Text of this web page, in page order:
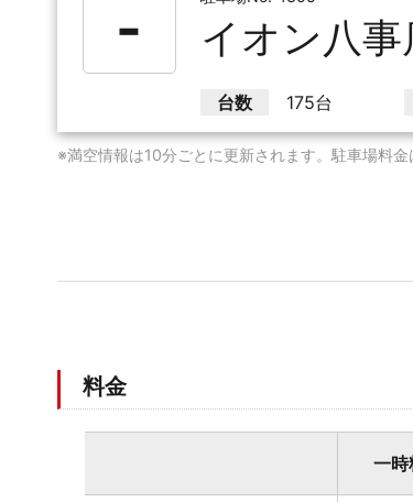
- イオン八事
台数 175台
※満空情報は10分ごとに更新されます。駐車場料
料金
一時